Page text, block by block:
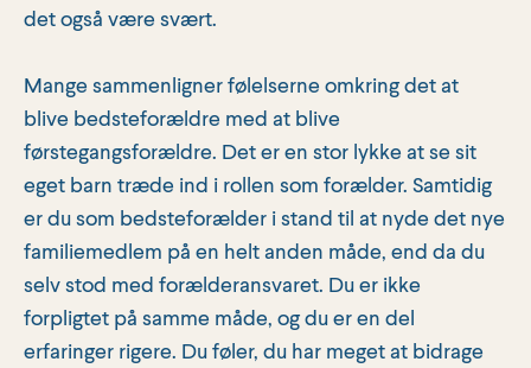
det også være svært.
Mange sammenligner følelserne omkring det at
blive bedsteforældre med at blive
førstegangsforældre. Det er en stor lykke at se sit
eget barn træde ind i rollen som forælder. Samtidig
er du som bedsteforælder i stand til at nyde det nye
familiemedlem på en helt anden måde, end da du
selv stod med forælderansvaret. Du er ikke
forpligtet på samme måde, og du er en del
erfaringer rigere. Du føler, du har meget at bidrage